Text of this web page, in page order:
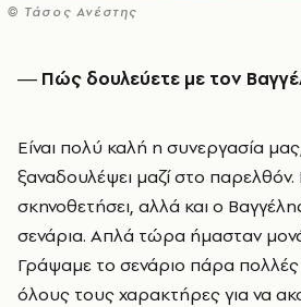
© Τάσος Ανέστης
― Πώς δουλεύετε με τον
Είναι πολύ καλή η συνεργασία
ξαναδουλέψει μαζί στο
σκηνοθετήσει, αλλά και ο
σενάρια. Απλά τώρα ήμασταν
Γράψαμε το σενάριο πάρα
όλους τους χαρακτήρες για να